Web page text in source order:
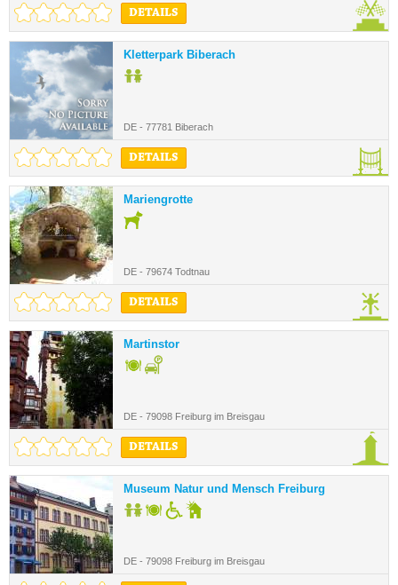
DETAILS
Kletterpark Biberach
DE - 77781 Biberach
DETAILS
Mariengrotte
DE - 79674 Todtnau
DETAILS
Martinstor
DE - 79098 Freiburg im Breisgau
DETAILS
Museum Natur und Mensch Freiburg
DE - 79098 Freiburg im Breisgau